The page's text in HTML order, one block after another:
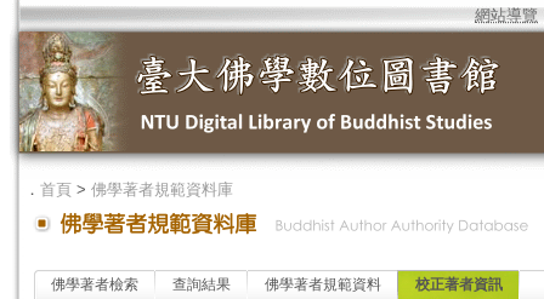
網站導覽
． 首頁 > 佛學著者規範資料庫
佛學著者檢索 查詢結果 佛學著者規範資料 校正著者資訊